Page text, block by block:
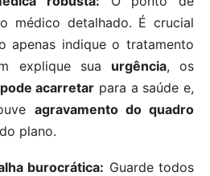
médico detalhado. É crucial
apenas indique o tratamento
explique sua urgência, os
acarretar para a saúde e,
agravamento do quadro
plano.
burocrática: Guarde todos